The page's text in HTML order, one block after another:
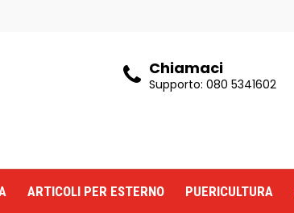
Chiamaci
Supporto:080 5341602
ARTICOLI PER ESTERNO PUERICULTURA